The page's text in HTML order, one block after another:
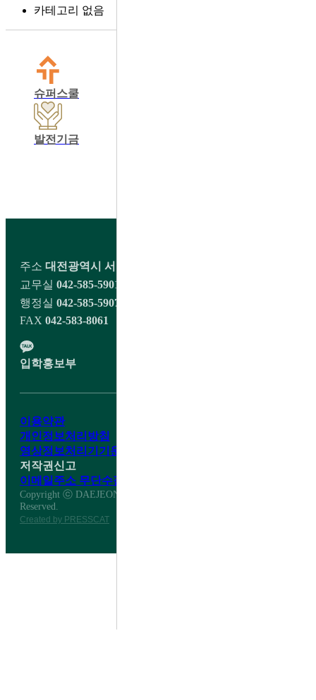
카테고리 없음
슈퍼스쿨
발전기금
주소 대전광역시 서구 오량1길 98 대전대신고등학교
교무실 042-585-5901~2
행정실 042-585-5907
FAX 042-583-8061
입학홍보부
이용약관
개인정보처리방침
영상정보처리기기운영·관리방침
저작권신고
이메일주소 무단수집거부
Copyright ⓒ DAEJEON DAESHIN HIGH SCHOOL All Right
Reserved.
Created by PRESSCAT